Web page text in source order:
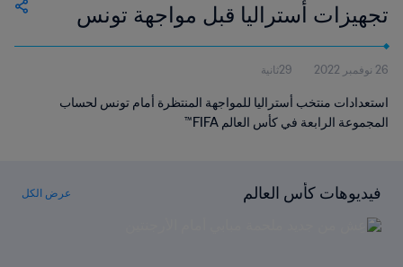
تجهيزات أستراليا قبل مواجهة تونس
26 نوفمبر 2022 29ثانية
استعدادات منتخب أستراليا للمواجهة المنتظرة أمام تونس لحساب
المجموعة الرابعة في كأس العالم FIFA™
فيديوهات كأس العالم عرض الكل